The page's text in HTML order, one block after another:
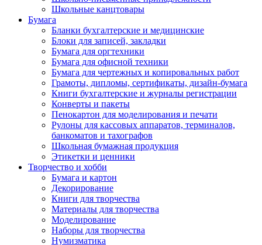
Школьные канцтовары
Бумага
Бланки бухгалтерские и медицинские
Блоки для записей, закладки
Бумага для оргтехники
Бумага для офисной техники
Бумага для чертежных и копировальных работ
Грамоты, дипломы, сертификаты, дизайн-бумага
Книги бухгалтерские и журналы регистрации
Конверты и пакеты
Пенокартон для моделирования и печати
Рулоны для кассовых аппаратов, терминалов,
банкоматов и тахографов
Школьная бумажная продукция
Этикетки и ценники
Творчество и хобби
Бумага и картон
Декорирование
Книги для творчества
Материалы для творчества
Моделирование
Наборы для творчества
Нумизматика